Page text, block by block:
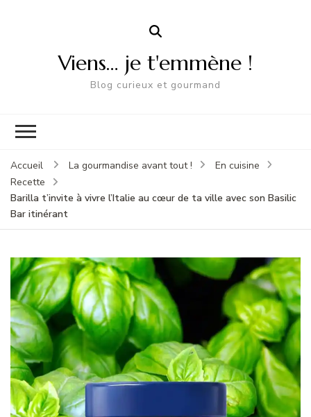
Viens… je t'emmène !
Blog curieux et gourmand
Accueil La gourmandise avant tout !
En cuisine
Recette
Barilla t’invite à vivre l’Italie au cœur de ta ville avec son Basilic
Bar itinérant